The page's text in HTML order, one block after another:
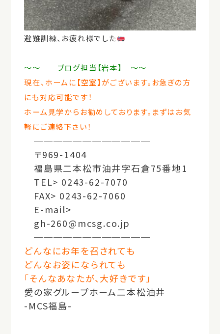
避難訓練、お疲れ様でした
～～
ブログ担当【岩本】 ～～
現在、ホームに【空室】がございます。お急ぎの方
にも対応可能です！
ホーム見学からお勧めしております。 まずはお気
軽にご連絡下さい！
────────────
〒969-1404
福島県二本松市油井字石倉75番地1
TEL> 0243-62-7070
FAX> 0243-62-7060
E-mail>
gh-260@mcsg.co.jp
────────────
どんなにお年を召されても
どんなお姿になられても
「そんなあなたが、大好きです」
愛の家グループホーム二本松油井
-MCS福島-